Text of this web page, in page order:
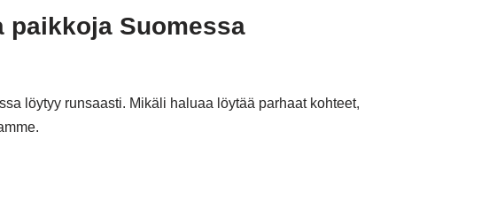
paikkoja Suomessa
löytyy runsaasti. Mikäli haluaa löytää parhaat kohteet,